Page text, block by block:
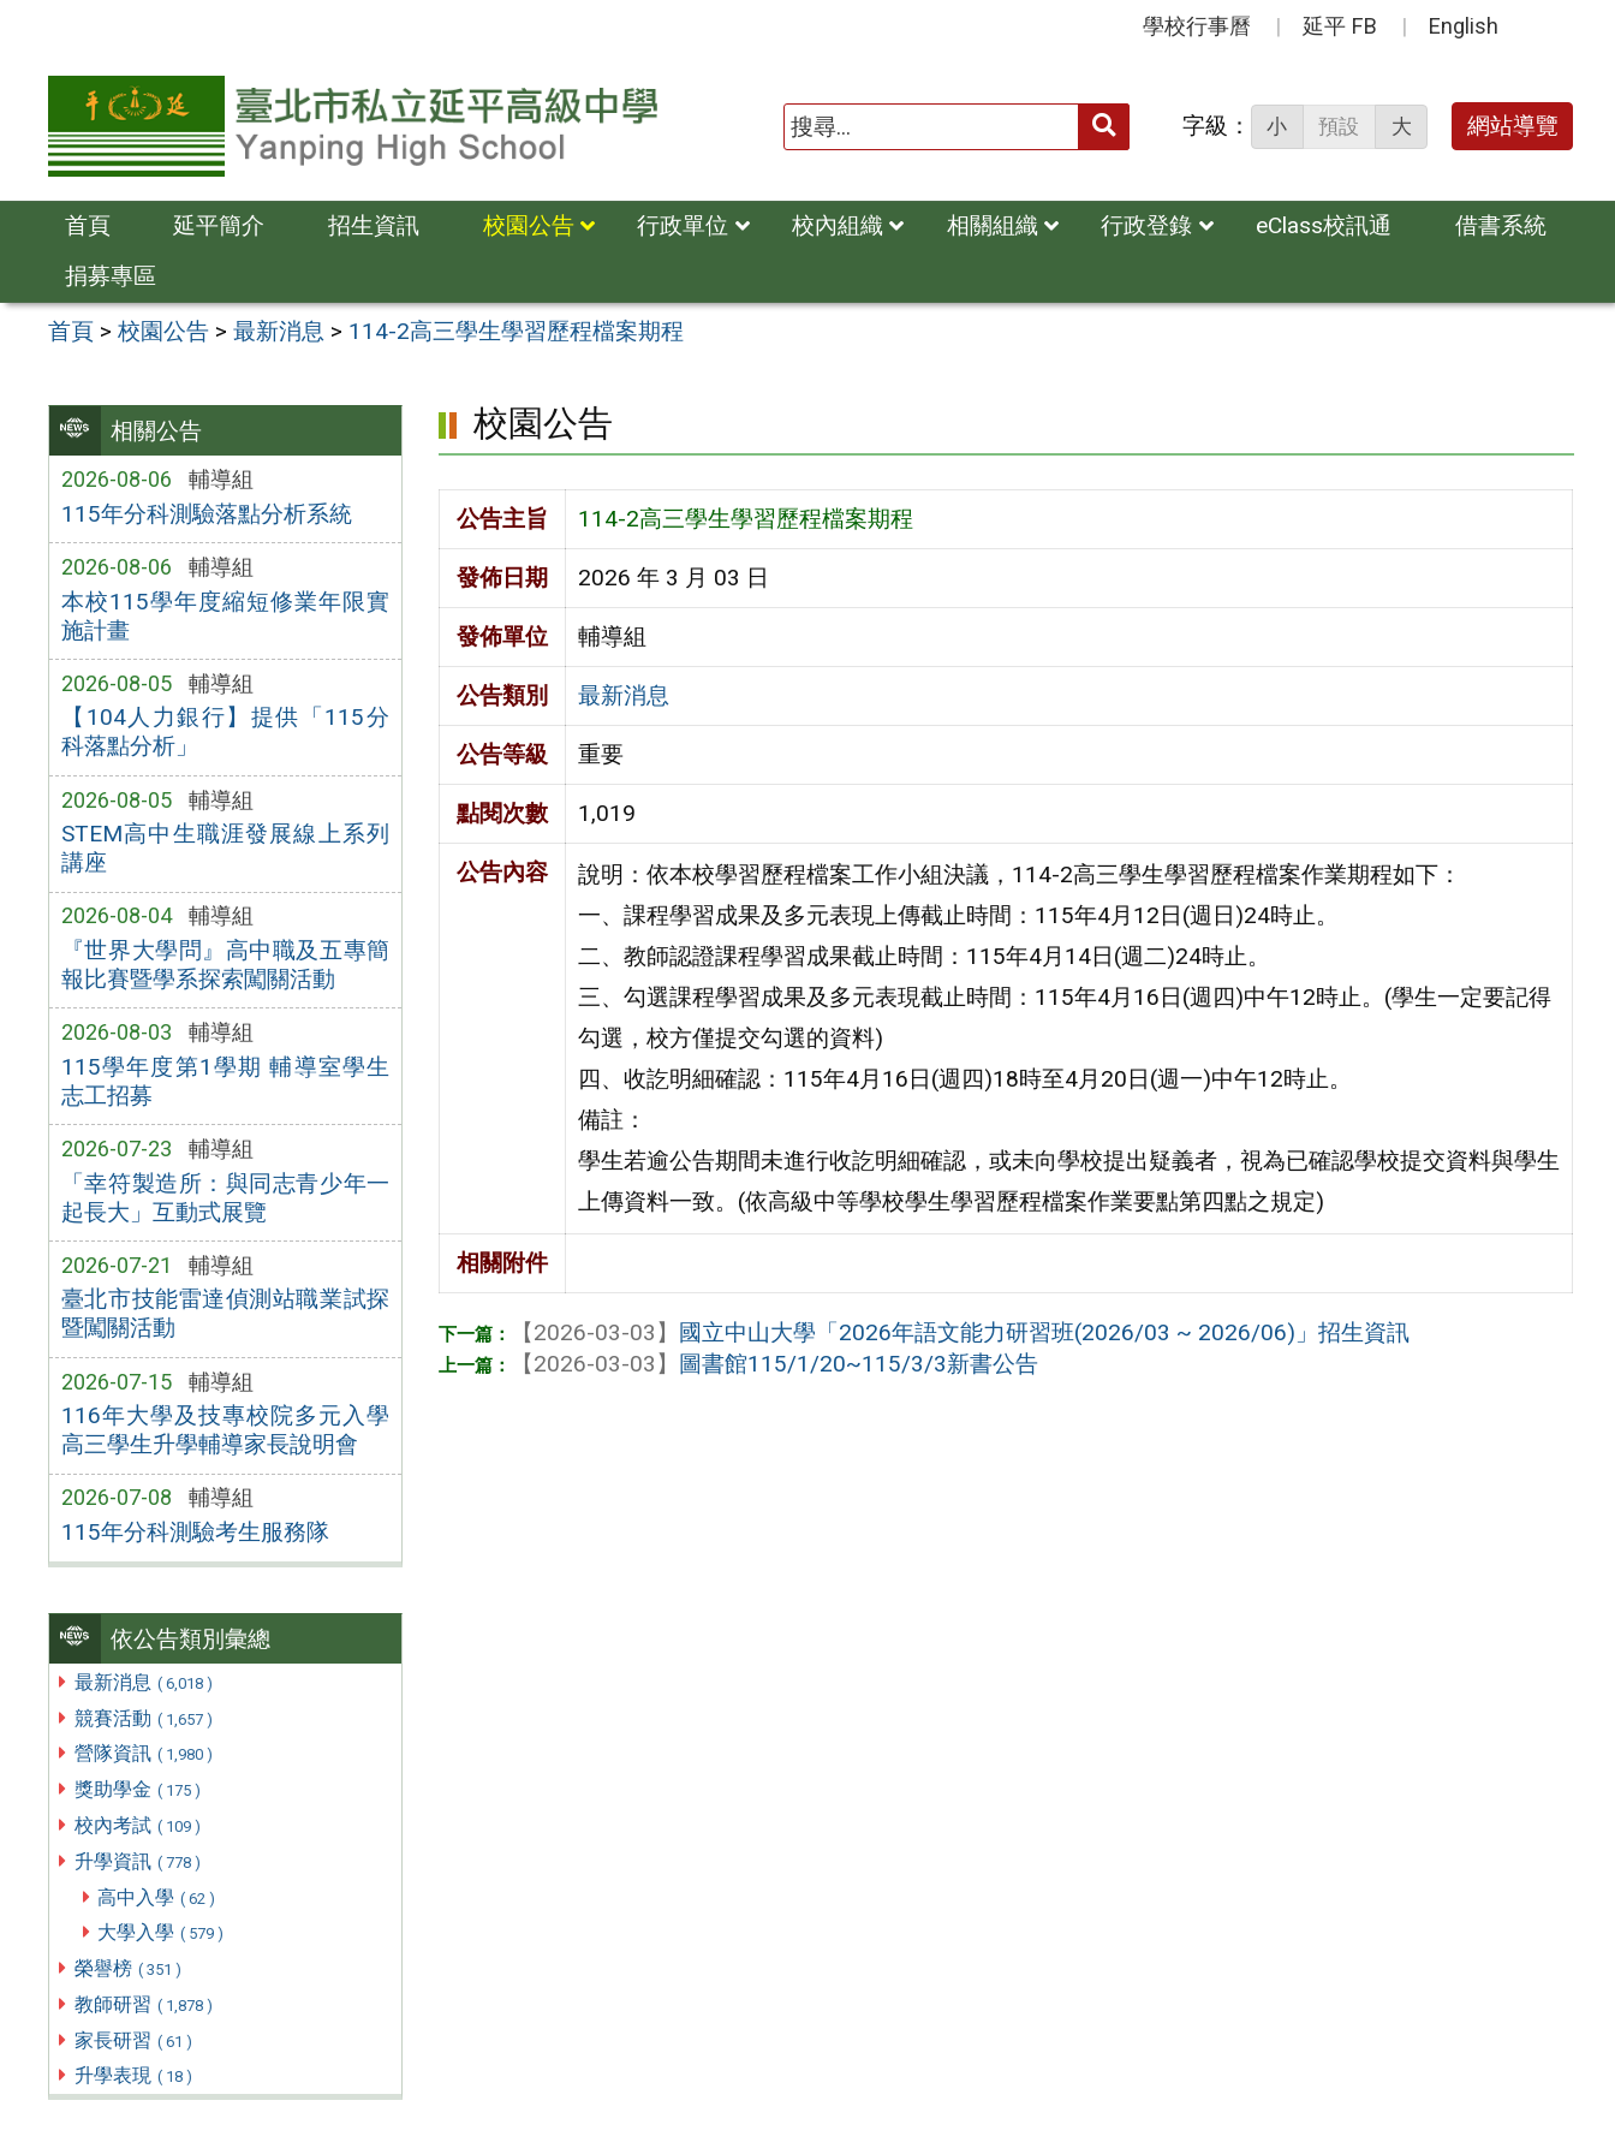
容
學校行事曆 延平 FB English
送出 字級： 小 預設 大 網站導覽
首頁 延平簡介 招生資訊 校園公告 行政單位 校內組織 相關組織 行政登錄 eClass校訊通
借書系統
捐募專區
首頁 >校園公告 >最新消息 > 114-2高三學生學習歷程檔案期程
相關公告
2026-08-06 輔導組
115年分科測驗落點分析系統
2026-08-06 輔導組
本校115學年度縮短修業年限實
施計畫
2026-08-05 輔導組
【104人力銀行】提供「115分
科落點分析」
2026-08-05 輔導組
STEM高中生職涯發展線上系列
講座
2026-08-04 輔導組
『世界大學問』高中職及五專簡
報比賽暨學系探索闖關活動
2026-08-03 輔導組
115學年度第1學期 輔導室學生
志工招募
2026-07-23 輔導組
「幸符製造所：與同志青少年一
起長大」互動式展覽
2026-07-21 輔導組
臺北市技能雷達偵測站職業試探
暨闖關活動
2026-07-15 輔導組
116年大學及技專校院多元入學
高三學生升學輔導家長說明會
2026-07-08 輔導組
115年分科測驗考生服務隊
依公告類別彙總
最新消息 ( 6,018 )
競賽活動 ( 1,657 )
營隊資訊 ( 1,980 )
獎助學金 ( 175 )
校內考試 ( 109 )
升學資訊 ( 778 )
高中入學 ( 62 )
大學入學 ( 579 )
榮譽榜 ( 351 )
教師研習 ( 1,878 )
家長研習 ( 61 )
升學表現 ( 18 )
校園公告
公告主旨 114-2高三學生學習歷程檔案期程
發佈日期 2026 年 3 月 03 日
發佈單位 輔導組
公告類別 最新消息
公告等級 重要
點閱次數 1,019
公告內容
說明：依本校學習歷程檔案工作小組決議，114-2高三學生學習歷程檔案作業期程如下：
一、課程學習成果及多元表現上傳截止時間：115年4月12日(週日)24時止。
二、教師認證課程學習成果截止時間：115年4月14日(週二)24時止。
三、勾選課程學習成果及多元表現截止時間：115年4月16日(週四)中午12時止。(學生一定要記得
勾選，校方僅提交勾選的資料)
四、收訖明細確認：115年4月16日(週四)18時至4月20日(週一)中午12時止。
備註：
學生若逾公告期間未進行收訖明細確認，或未向學校提出疑義者，視為已確認學校提交資料與學生
上傳資料一致。(依高級中等學校學生學習歷程檔案作業要點第四點之規定)
相關附件
【2026-03-03】 國立中山大學「2026年語文能力研習班(2026/03 ~ 2026/06)」招生資訊
【2026-03-03】 圖書館115/1/20~115/3/3新書公告